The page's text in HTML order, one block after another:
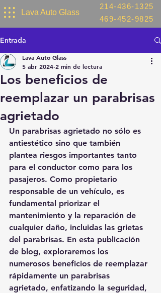
Lava Auto Glass
214-436-1325
469-452-9825
Entrada
Los beneficios de
reemplazar un parabrisas
agrietado
Lava Auto Glass
5 abr 2024 2 min de lectura
Un parabrisas agrietado no sólo es
antiestético sino que también
plantea riesgos importantes tanto
para el conductor como para los
pasajeros. Como propietario
responsable de un vehículo, es
fundamental priorizar el
mantenimiento y la reparación de
cualquier daño, incluidas las grietas
del parabrisas. En esta publicación
de blog, exploraremos los
numerosos beneficios de reemplazar
rápidamente un parabrisas
agrietado, enfatizando la seguridad,